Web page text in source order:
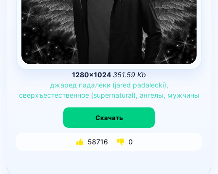
1280×1024 351.59 Kb
джаред падалеки (jared padalecki),
сверхъестественное (supernatural), ангелы, мужчины
Скачать
58716 0